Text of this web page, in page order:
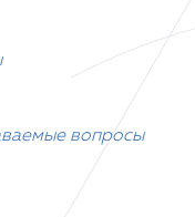
вопросы